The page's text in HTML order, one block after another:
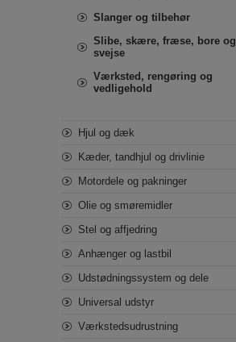
Slanger og tilbehør
Slibe, skære, fræse, bore og
svejse
Værksted, rengøring og
vedligehold
Hjul og dæk
Kæder, tandhjul og drivlinie
Motordele og pakninger
Olie og smøremidler
Stel og affjedring
Anhænger og lastbil
Udstødningssystem og dele
Universal udstyr
Værkstedsudrustning